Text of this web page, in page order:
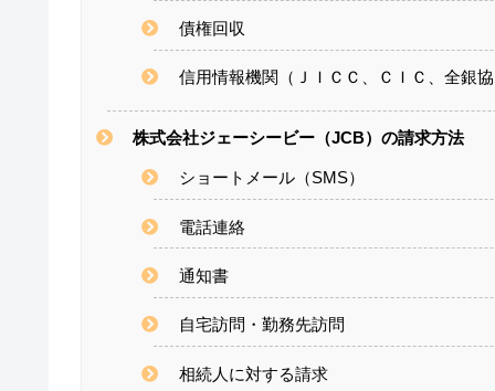
債権回収
信用情報機関（ＪＩＣＣ、ＣＩＣ、全銀
株式会社ジェーシービー（JCB）の請求方法
ショートメール（SMS）
電話連絡
通知書
自宅訪問・勤務先訪問
相続人に対する請求